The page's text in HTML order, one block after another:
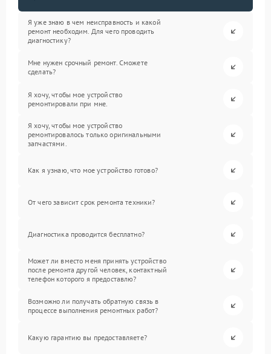
Я уже знаю в чем неисправность и какой
ремонт необходим. Для чего проводить
диагностику?
Мне нужен срочный ремонт. Сможете
сделать?
Я хочу, чтобы мое устройство
ремонтировали при мне.
Я хочу, чтобы мое устройство
ремонтировалось только оригинальными
запчастями.
Как я узнаю, что мое устройство готово?
От чего зависит срок ремонта техники?
Диагностика проводится бесплатно?
Может ли вместо меня принять устройство
после ремонта другой человек, контактный
телефон которого я предоставлю?
Возможно ли получать обратную связь в
процессе выполнения ремонтных работ?
Какую гарантию вы предоставляете?